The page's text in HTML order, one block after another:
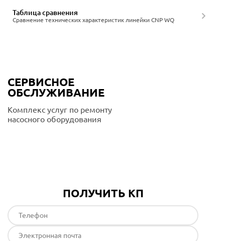
Сравнение технических характеристик линейки CNP WQ
Таблица сравнения
СЕРВИСНОЕ
ОБСЛУЖИВАНИЕ
Комплекс услуг по ремонту
насосного оборудования
ПОЛУЧИТЬ КП